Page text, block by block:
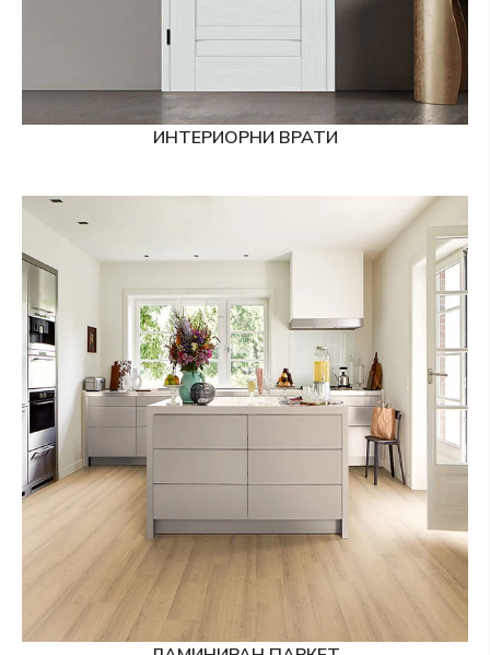
ИНТЕРИОРНИ ВРАТИ